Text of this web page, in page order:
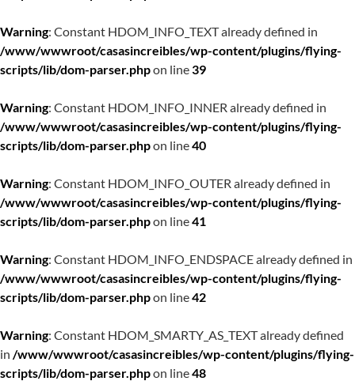
Warning: Constant HDOM_INFO_TEXT already defined in
/www/wwwroot/casasincreibles/wp-content/plugins/flying-
scripts/lib/dom-parser.phpon line39
Warning: Constant HDOM_INFO_INNER already defined in
/www/wwwroot/casasincreibles/wp-content/plugins/flying-
scripts/lib/dom-parser.phpon line40
Warning: Constant HDOM_INFO_OUTER already defined in
/www/wwwroot/casasincreibles/wp-content/plugins/flying-
scripts/lib/dom-parser.phpon line41
Warning: Constant HDOM_INFO_ENDSPACE already defined in
/www/wwwroot/casasincreibles/wp-content/plugins/flying-
scripts/lib/dom-parser.phpon line42
Warning: Constant HDOM_SMARTY_AS_TEXT already defined
in /www/wwwroot/casasincreibles/wp-content/plugins/flying-
scripts/lib/dom-parser.phpon line48